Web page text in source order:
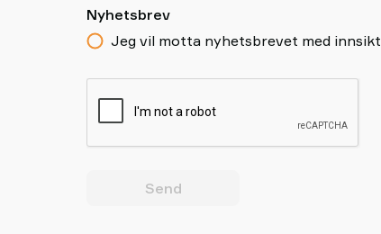
Nyhetsbrev
Jeg vil motta nyhetsbrevet med
Send